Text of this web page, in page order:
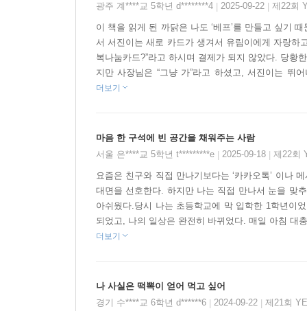
베스트 프렌드라서, 베프
배고플 때 맛있는 거 나눠 먹는 프렌드라서, 배프
하나에서 둘, 둘에서 셋, 셋에서 넷,
하나둘 늘어나는 배프, 베프!
동화의 전범이라 할 만한 플롯을 보여 준다.
아동급식카드라는 시의적인 소재로 새롭고 정확
더 자유롭게 밥을 먹었으면 하는 소망에서 시작
‘가난’이라는 틀 안에 아이를 가두지 않고, 학교
그려냈다. 친구에게 맛있는 걸 사 주고 싶은 마음
점점 그 친구가 궁금해지는 마음, 엄마한테 가
밥 먹는 프렌드 ‘배프’가 늘어 가는 모습이 따듯하다.
광주 계****교 5학년 d********4
2025-09-22 제22회
이 책을 읽게 된 까닭은 나도 ‘베프’를 만들고 싶기
서 서진이는 새로 카드가 생겨서 유림이에게 자랑하
복나눔카드?”라고 하시며 결제가 되지 않았다. 당황
지만 사장님은 “그냥 가”라고 하셨고, 서진이는 뛰
더보기
마음 한 구석에 빈 공간을 채워주는 사람
서울 은****교 5학년 t*********e
2025-09-18 제22회
요즘은 친구와 직접 만나기보다는 ‘카카오톡’ 이나
대면을 선호한다. 하지만 나는 직접 만나서 눈을 맞
아쉬웠다.당시 나는 초등학교에 막 입학한 1학년이
되었고, 나의 일상은 완전히 바뀌었다. 매일 아침 대
더보기
나 사실은 떡뽁이 얻어 먹고 싶어
경기 수****교 6학년 d******6
2024-09-22 제21회